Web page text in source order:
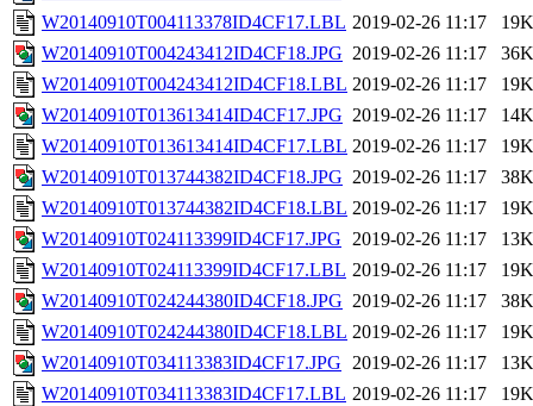
W20140910T004113378ID4CF17.LBL 2019-02-26 11:17
19K
W20140910T004243412ID4CF18.JPG 2019-02-26 11:17
36K
W20140910T004243412ID4CF18.LBL 2019-02-26 11:17
19K
W20140910T013613414ID4CF17.JPG 2019-02-26 11:17
14K
W20140910T013613414ID4CF17.LBL 2019-02-26 11:17
19K
W20140910T013744382ID4CF18.JPG 2019-02-26 11:17
38K
W20140910T013744382ID4CF18.LBL 2019-02-26 11:17
19K
W20140910T024113399ID4CF17.JPG 2019-02-26 11:17
13K
W20140910T024113399ID4CF17.LBL 2019-02-26 11:17
19K
W20140910T024244380ID4CF18.JPG 2019-02-26 11:17
38K
W20140910T024244380ID4CF18.LBL 2019-02-26 11:17
19K
W20140910T034113383ID4CF17.JPG 2019-02-26 11:17
13K
W20140910T034113383ID4CF17.LBL 2019-02-26 11:17
19K